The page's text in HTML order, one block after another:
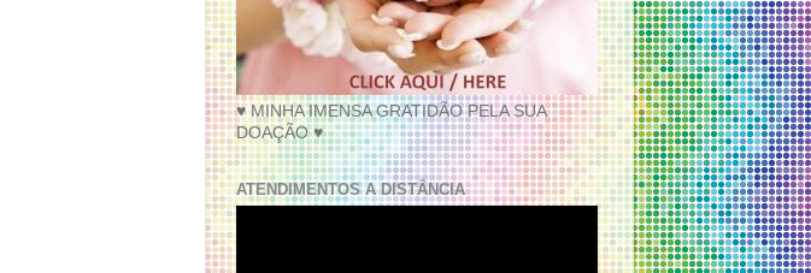
♥ MINHA IMENSA GRATIDÃO PELA SUA
DOAÇÃO ♥
ATENDIMENTOS A DISTÂNCIA